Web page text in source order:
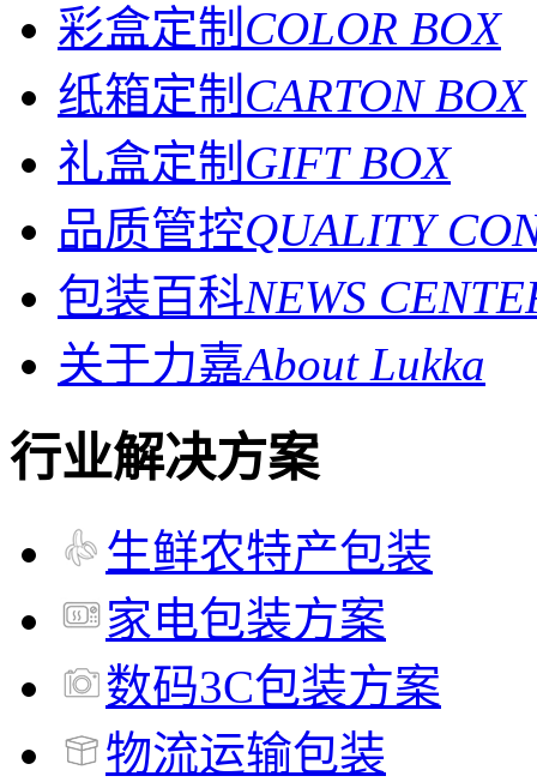
彩盒定制 COLOR BOX
纸箱定制 CARTON BOX
礼盒定制 GIFT BOX
品质管控QUALITY
包装百科NEWS
关于力嘉About Lukka
行业解决方案
生鲜农特产包装
家电包装方案
数码3C包装方案
物流运输包装